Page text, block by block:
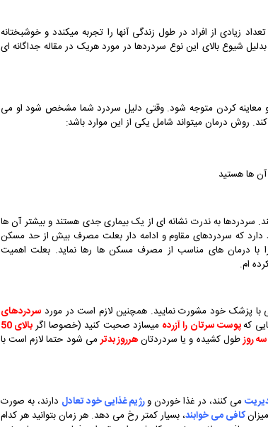
زیادی از افراد در طول زندگی آنها را تجربه میکندد و خوشبختانه
شیوع بالای این نوع سردردها در مورد هریک در مقاله جداگانه ای
معاینه کردن متوجه شود. وقتی دلیل سردرد شما مشخص شود او می
روش درمان میتواند شامل یکی از این موارد باشد:
ها هستید
سردردها به ندرت نشانه ای از یک بیماری جدی هستند و بیشتر آن ها
که سردردهای مقاوم و ادامه دار بعلت مصرف بیش از حد مسکن
با درمان های مناسب از مصرف مسکن ها رها نماید. بعلت اهمیت
ام.
با پزشک خود مشورت نمایید. همچنین لازم است در مورد سردردهای
کهپوست سرتان را آزرده میسازد صحبت کنید (خصوصا اگربالای 50
روزطول کشیده و یا سردردتانهرروز بدترمی شود حتما لازم است با
می کنند، در غذا خوردن ورژیم غذایی خود تعادل دارند، به صورت
کافی می خوابند، بسیار کمتر رخ می دهد. هر زمان بتوانید هر کدام